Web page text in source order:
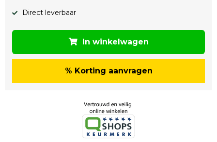
Direct leverbaar
In winkelwagen
% Korting aanvragen